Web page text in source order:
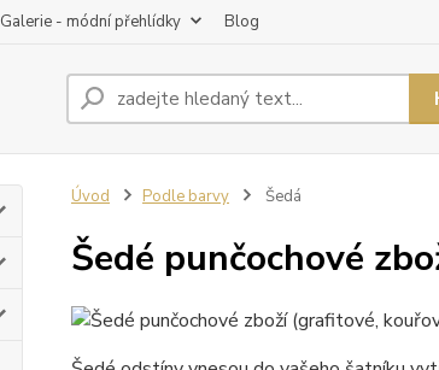
Galerie - módní přehlídky Blog
Úvod Podle barvy Šedá
Šedé punčochové